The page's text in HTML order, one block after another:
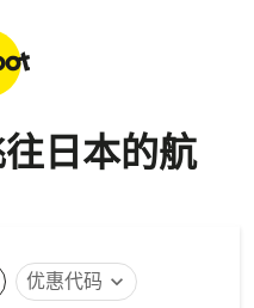
日本的航
优惠代码 expand_more